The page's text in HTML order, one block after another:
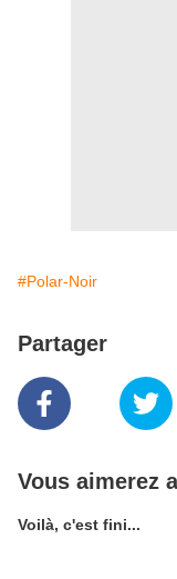
#Polar-Noir
Partager
Vous aimerez
Voilà, c'est fini...